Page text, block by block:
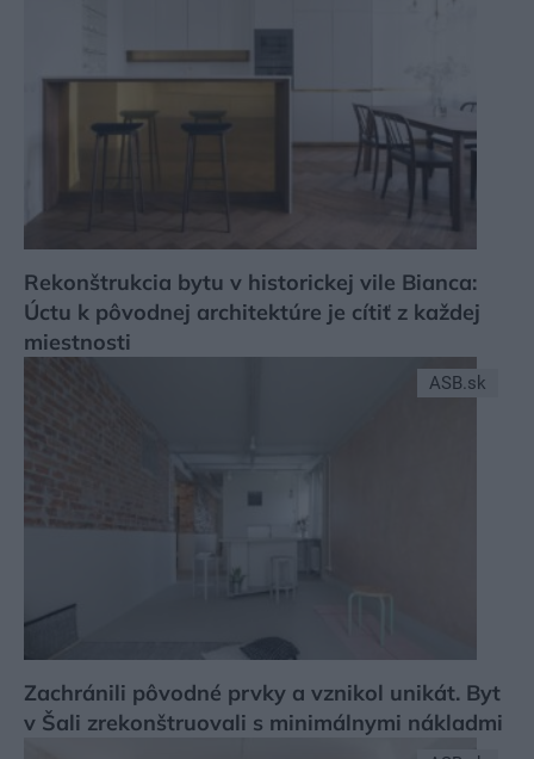
Rekonštrukcia bytu v historickej vile Bianca:
Úctu k pôvodnej architektúre je cítiť z každej
miestnosti
ASB.sk
Zachránili pôvodné prvky a vznikol unikát. Byt
v Šali zrekonštruovali s minimálnymi nákladmi